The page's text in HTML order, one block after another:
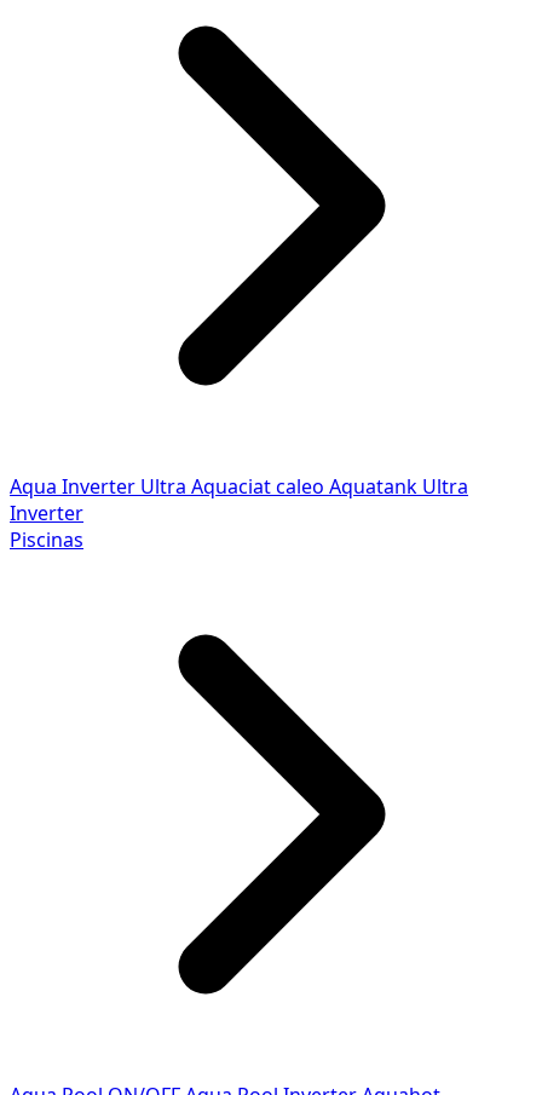
Aqua Inverter Ultra Aquaciat caleo Aquatank Ultra
Inverter
Piscinas